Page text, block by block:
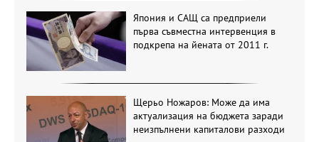
Япония и САЩ са предприели
първа съвместна интервенция в
подкрепа на йената от 2011 г.
Щерьо Ножаров: Може да има
актуализация на бюджета заради
неизпълнени капиталови разходи